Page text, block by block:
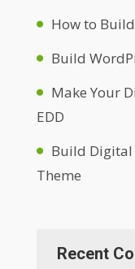
How to
Build
Make Your
EDD
Build Digital
Theme
Recent